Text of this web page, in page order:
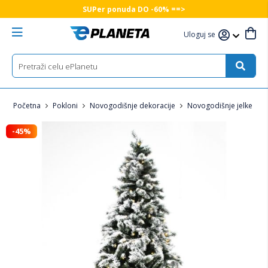
SUPer ponuda DO -60% ==>
Uloguj se
Početna Pokloni Novogodišnje dekoracije Novogodišnje jelke
-45%